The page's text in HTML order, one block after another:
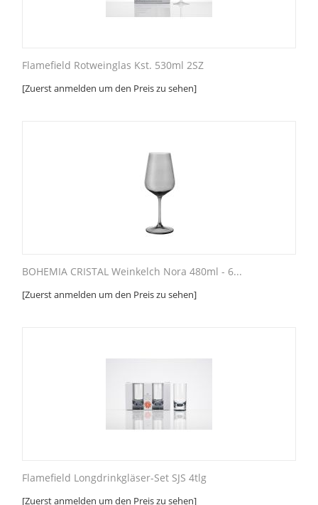
Flamefield Rotweinglas Kst. 530ml 2SZ
[Zuerst anmelden um den Preis zu sehen]
BOHEMIA CRISTAL Weinkelch Nora 480ml - 6...
[Zuerst anmelden um den Preis zu sehen]
Flamefield Longdrinkgläser-Set SJS 4tlg
[Zuerst anmelden um den Preis zu sehen]